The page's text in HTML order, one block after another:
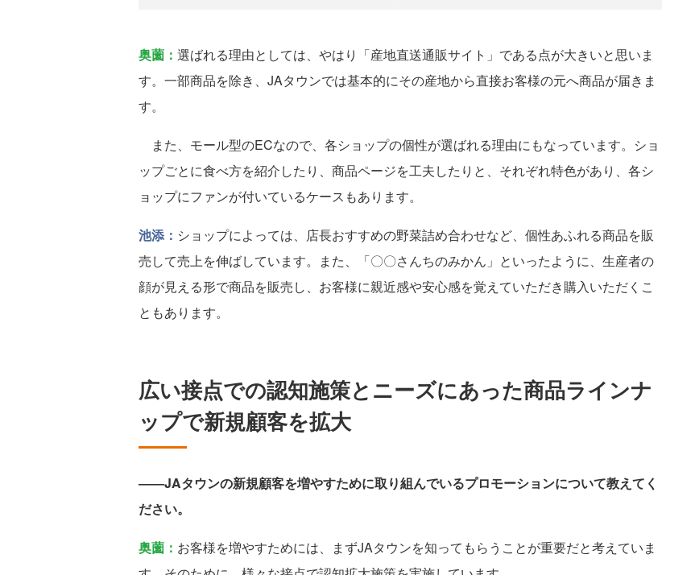
奥薗： 選ばれる理由としては、やはり「産地直送通販サイト」である点が大きいと思いま
す。一部商品を除き、JAタウンでは基本的にその産地から直接お客様の元へ商品が届きま
す。
また、モール型のECなので、各ショップの個性が選ばれる理由にもなっています。ショ
ップごとに食べ方を紹介したり、商品ページを工夫したりと、それぞれ特色があり、各シ
ョップにファンが付いているケースもあります。
池添： ショップによっては、店長おすすめの野菜詰め合わせなど、個性あふれる商品を販
売して売上を伸ばしています。また、「〇〇さんちのみかん」といったように、生産者の
顔が見える形で商品を販売し、お客様に親近感や安心感を覚えていただき購入いただくこ
ともあります。
広い接点での認知施策とニーズにあった商品ラインナ
ップで新規顧客を拡大
――JAタウンの新規顧客を増やすために取り組んでいるプロモーションについて教えてく
ださい。
奥薗： お客様を増やすためには、まずJAタウンを知ってもらうことが重要だと考えていま